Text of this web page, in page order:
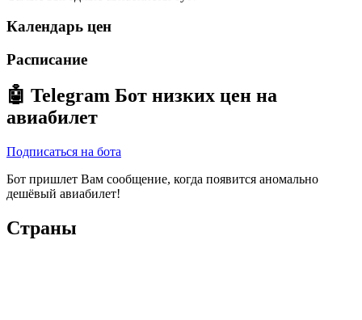
Календарь цен
Расписание
🤖 Telegram Бот низких цен на
авиабилет
Подписаться на бота
Бот пришлет Вам сообщение, когда появится аномально
дешёвый авиабилет!
Страны